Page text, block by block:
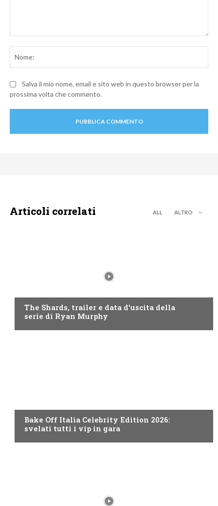
Salva il mio nome, email e sito web in questo browser per la
prossima volta che commento.
Articoli correlati ALL ALTRO
The Shards, trailer e data d’uscita della
serie di Ryan Murphy
Bake Off Italia Celebrity Edition 2026:
svelati tutti i vip in gara